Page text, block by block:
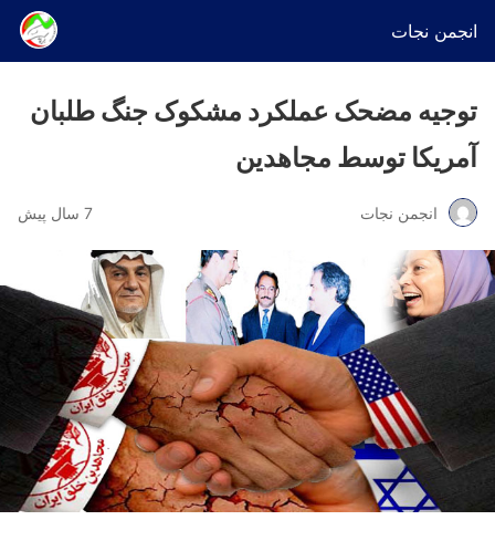
انجمن نجات
توجیه مضحک عملکرد مشکوک جنگ طلبان
آمریکا توسط مجاهدین
انجمن نجات 7 سال پیش